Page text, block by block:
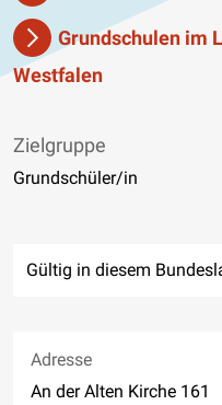
Grundschulen im
Westfalen
Zielgruppe
Grundschüler/in
Gültig in diesem
Adresse
An der Alten Kirche 161